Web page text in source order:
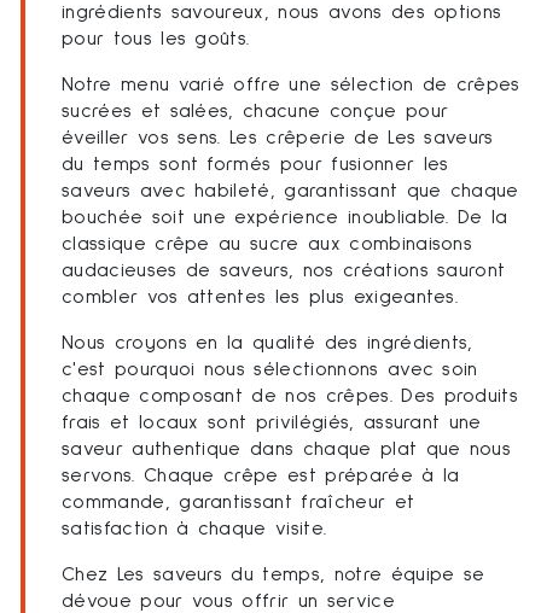
ingrédients savoureux, nous avons des options
pour tous les goûts.
Notre menu varié offre une sélection de crêpes
sucrées et salées, chacune conçue pour
éveiller vos sens. Les crêperie de Les saveurs
du temps sont formés pour fusionner les
saveurs avec habileté, garantissant que chaque
bouchée soit une expérience inoubliable. De la
classique crêpe au sucre aux combinaisons
audacieuses de saveurs, nos créations sauront
combler vos attentes les plus exigeantes.
Nous croyons en la qualité des ingrédients,
c'est pourquoi nous sélectionnons avec soin
chaque composant de nos crêpes. Des produits
frais et locaux sont privilégiés, assurant une
saveur authentique dans chaque plat que nous
servons. Chaque crêpe est préparée à la
commande, garantissant fraîcheur et
satisfaction à chaque visite.
Chez Les saveurs du temps, notre équipe se
dévoue pour vous offrir un service